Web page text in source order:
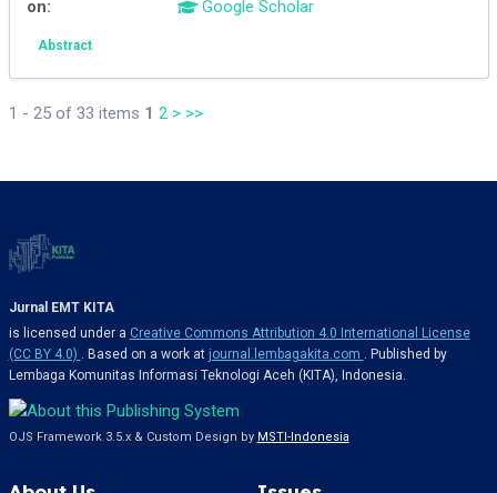
on:
Google Scholar
Abstract
1 - 25 of 33 items 1 2 > >>
Jurnal EMT KITA
is licensed under a Creative Commons Attribution 4.0 International License
(CC BY 4.0) . Based on a work at journal.lembagakita.com . Published by
Lembaga Komunitas Informasi Teknologi Aceh (KITA), Indonesia.
OJS Framework 3.5.x & Custom Design by MSTI-Indonesia